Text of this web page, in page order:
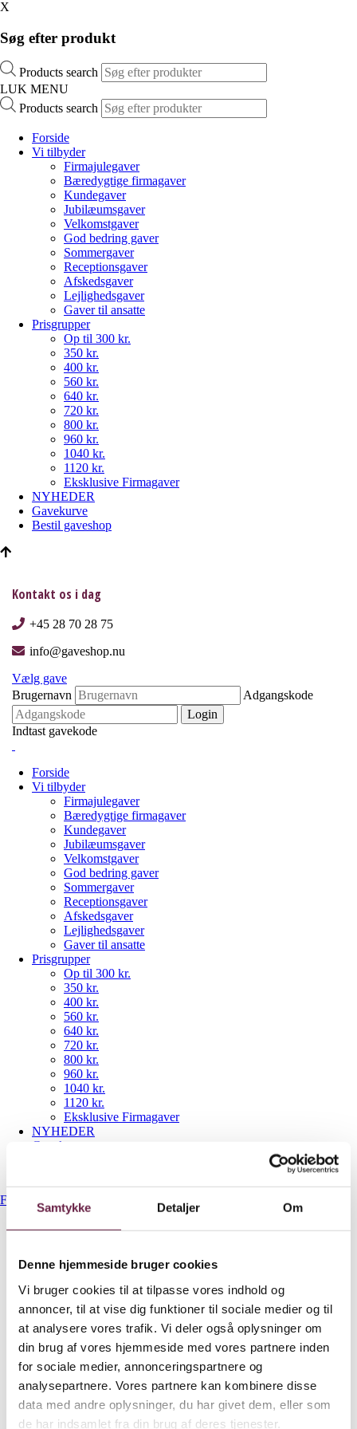
Samtykke Detaljer Om
Denne hjemmeside bruger cookies
Vi bruger cookies til at tilpasse vores indhold og
annoncer, til at vise dig funktioner til sociale medier og til
at analysere vores trafik. Vi deler også oplysninger om
din brug af vores hjemmeside med vores partnere inden
for sociale medier, annonceringspartnere og
analysepartnere. Vores partnere kan kombinere disse
data med andre oplysninger, du har givet dem, eller som
de har indsamlet fra din brug af deres tjenester.
X
Søg efter produkt
Products search
LUK MENU
Products search
Forside
Vi tilbyder
Firmajulegaver
Bæredygtige firmagaver
Kundegaver
Jubilæumsgaver
Velkomstgaver
God bedring gaver
Sommergaver
Receptionsgaver
Afskedsgaver
Lejlighedsgaver
Gaver til ansatte
Prisgrupper
Op til 300 kr.
350 kr.
400 kr.
560 kr.
640 kr.
720 kr.
800 kr.
960 kr.
1040 kr.
1120 kr.
Eksklusive Firmagaver
NYHEDER
Gavekurve
Bestil gaveshop
Kontakt os i dag
+45 28 70 28 75
info@gaveshop.nu
Vælg gave
Brugernavn
Adgangskode
Login
Indtast gavekode
Forside
Vi tilbyder
Firmajulegaver
Bæredygtige firmagaver
Kundegaver
Jubilæumsgaver
Velkomstgaver
God bedring gaver
Sommergaver
Receptionsgaver
Afskedsgaver
Lejlighedsgaver
Gaver til ansatte
Prisgrupper
Op til 300 kr.
350 kr.
400 kr.
560 kr.
640 kr.
720 kr.
800 kr.
960 kr.
1040 kr.
1120 kr.
Eksklusive Firmagaver
NYHEDER
Gavekurve
Forside / 640 kr. byGaard Isterningmaskine
byGaard Isterningmaskine
DKK
Ekskl. moms
På lager
byGaard Isterningmaskine antal
Bestil